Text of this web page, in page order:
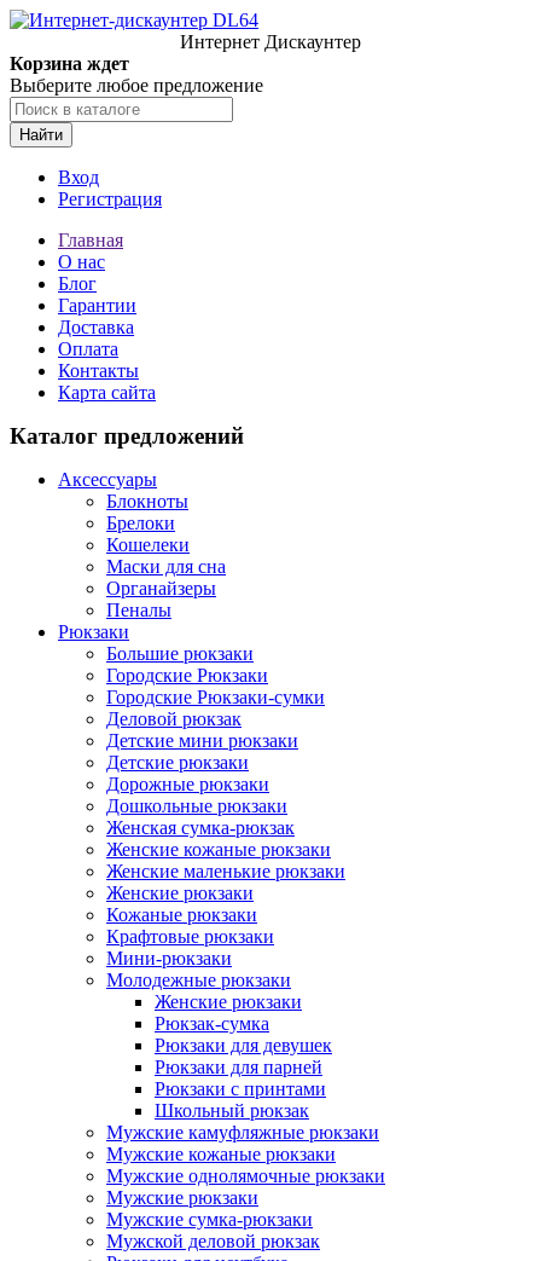
Интернет Дискаунтер
Корзина ждет
Выберите любое предложение
Найти
Вход
Регистрация
Главная
О нас
Блог
Гарантии
Доставка
Оплата
Контакты
Карта сайта
Каталог предложений
Аксессуары
Блокноты
Брелоки
Кошелеки
Маски для сна
Органайзеры
Пеналы
Рюкзаки
Большие рюкзаки
Городские Рюкзаки
Городские Рюкзаки-сумки
Деловой рюкзак
Детские мини рюкзаки
Детские рюкзаки
Дорожные рюкзаки
Дошкольные рюкзаки
Женская сумка-рюкзак
Женские кожаные рюкзаки
Женские маленькие рюкзаки
Женские рюкзаки
Кожаные рюкзаки
Крафтовые рюкзаки
Мини-рюкзаки
Молодежные рюкзаки
Женские рюкзаки
Рюкзак-сумка
Рюкзаки для девушек
Рюкзаки для парней
Рюкзаки с принтами
Школьный рюкзак
Мужские камуфляжные рюкзаки
Мужские кожаные рюкзаки
Мужские однолямочные рюкзаки
Мужские рюкзаки
Мужские сумка-рюкзаки
Мужской деловой рюкзак